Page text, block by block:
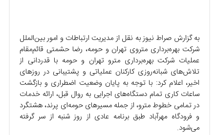
به گزارش صراط نیوز به نقل از مدیریت ارتباطات و امور بین‌الملل
شرکت بهره‌برداری متروی تهران و حومه، رضا حشمتی قائم‌مقام
عملیات شرکت بهره‌برداری مترو تهران و حومه با قدردانی از
تلاش‌های شبانه‌روزی کارکنان عملیاتی و پشتیبانی در روز‌های
اخیر، اعلام کرد: با توجه به پایان وضعیت اضطراری و بازگشت
ساعات کاری تمام دستگاه‌های اجرایی به روال قبل، ارائه خدمات
در تمامی خطوط مترو، از جمله مسیر‌های حومه‌ای پرند، هشتگرد
و فرودگاه مهرآباد طبق برنامه عادی از روز شنبه از سر گرفته
می‌شود.